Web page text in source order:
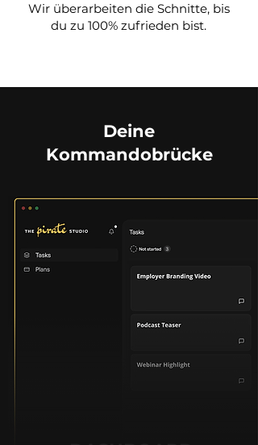
Wir überarbeiten die Schnitte, bis
du zu 100% zufrieden bist.
Deine
Kommandobrücke